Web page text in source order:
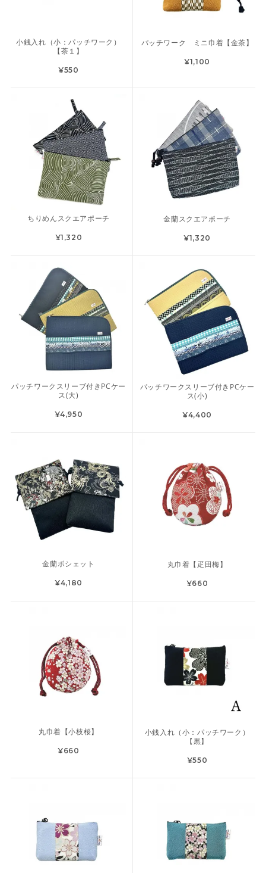
小銭入れ（小：パッチワーク）
【茶１】
¥550
パッチワーク ミニ巾着【金茶】
¥1,100
ちりめんスクエアポーチ
¥1,320
金蘭スクエアポーチ
¥1,320
パッチワークスリーブ付きPCケー
ス(大)
¥4,950
パッチワークスリーブ付きPCケー
ス(小)
¥4,400
金蘭ポシェット
¥4,180
丸巾着【疋田梅】
¥660
丸巾着【小枝桜】
¥660
小銭入れ（小：パッチワーク）
【黒】
¥550